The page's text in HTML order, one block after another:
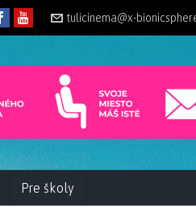
tulicinema@x-
Pre školy